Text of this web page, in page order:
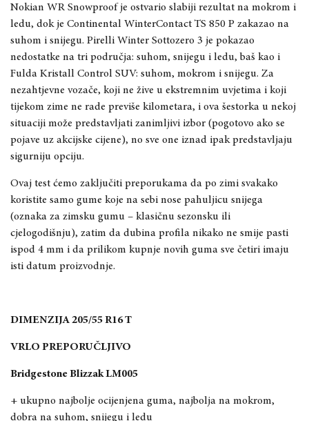
Nokian WR Snowproof je ostvario slabiji rezultat na mokrom i
ledu, dok je Continental WinterContact TS 850 P zakazao na
suhom i snijegu. Pirelli Winter Sottozero 3 je pokazao
nedostatke na tri područja: suhom, snijegu i ledu, baš kao i
Fulda Kristall Control SUV: suhom, mokrom i snijegu. Za
nezahtjevne vozače, koji ne žive u ekstremnim uvjetima i koji
tijekom zime ne rade previše kilometara, i ova šestorka u nekoj
situaciji može predstavljati zanimljivi izbor (pogotovo ako se
pojave uz akcijske cijene), no sve one iznad ipak predstavljaju
sigurniju opciju.
Ovaj test ćemo zaključiti preporukama da po zimi svakako
koristite samo gume koje na sebi nose pahuljicu snijega
(oznaka za zimsku gumu – klasičnu sezonsku ili
cjelogodišnju), zatim da dubina profila nikako ne smije pasti
ispod 4 mm i da prilikom kupnje novih guma sve četiri imaju
isti datum proizvodnje.
DIMENZIJA 205/55 R16 T
VRLO PREPORUČLJIVO
Bridgestone Blizzak LM005
+ ukupno najbolje ocijenjena guma, najbolja na mokrom,
dobra na suhom, snijegu i ledu